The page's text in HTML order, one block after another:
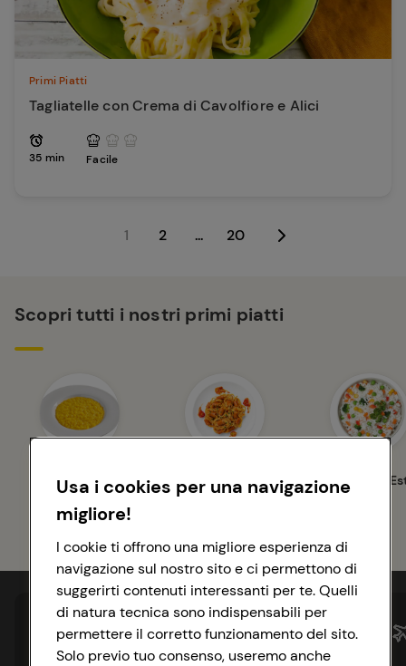
Primi Piatti
Tagliatelle con Crema di Cavolfiore e Alici
35 min Facile
1 2 ... 20
Scopri tutti i nostri primi piatti
Risotti Primi Piatti Veloci Primi Piatti
Usa i cookies per una navigazione
migliore!
I cookie ti offrono una migliore esperienza di
navigazione sul nostro sito e ci permettono di
suggerirti contenuti interessanti per te. Quelli
di natura tecnica sono indispensabili per
permettere il corretto funzionamento del sito.
Solo previo tuo consenso, useremo anche